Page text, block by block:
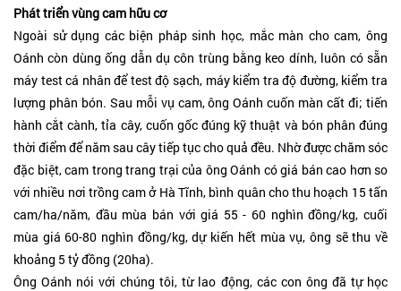
Phát triển vùng cam hữu cơ
Ngoài sử dụng các biện pháp sinh học, mắc màn cho cam, ông
Oánh còn dùng ống dẫn dụ côn trùng bằng keo dính, luôn có sẵn
máy test cá nhân để test độ sạch, máy kiểm tra độ đường, kiểm tra
lượng phân bón. Sau mỗi vụ cam, ông Oánh cuốn màn cất đi; tiến
hành cắt cành, tỉa cây, cuốn gốc đúng kỹ thuật và bón phân đúng
thời điểm để năm sau cây tiếp tục cho quả đều. Nhờ được chăm sóc
đặc biệt, cam trong trang trại của ông Oánh có giá bán cao hơn so
với nhiều nơi trồng cam ở Hà Tĩnh, bình quân cho thu hoạch 15 tấn
cam/ha/năm, đầu mùa bán với giá 55 - 60 nghìn đồng/kg, cuối
mùa giá 60-80 nghìn đồng/kg, dự kiến hết mùa vụ, ông sẽ thu về
khoảng 5 tỷ đồng (20ha).
Ông Oánh nói với chúng tôi, từ lao động, các con ông đã tự học